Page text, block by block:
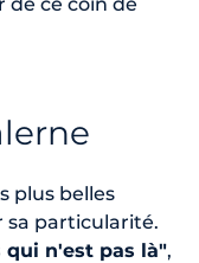
plus belles
sa particularité.
qui n'est pas là",